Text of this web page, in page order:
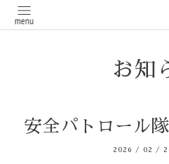
お知
安全パトロール
2026 / 02 /